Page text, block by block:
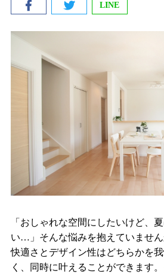
LINE
「おしゃれな空間にしたいけど、
い…」そんな悩みを抱えていませ
快適さとデザイン性はどちらかを
く、同時に叶えることができます